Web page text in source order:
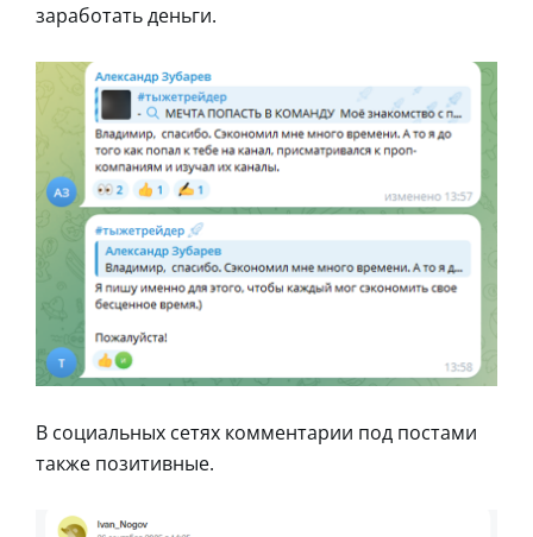
заработать деньги.
В социальных сетях комментарии под постами
также позитивные.